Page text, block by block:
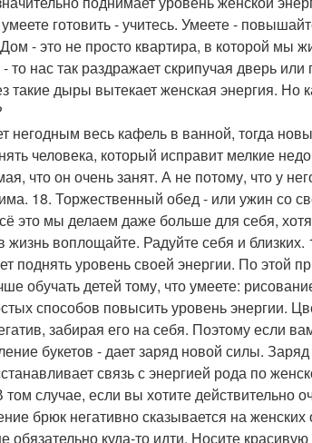
готовить - учитесь. Умеете -
- это не просто квартира, в которой
то нас так раздражает скрипучая дверь
дыры вытекает женская энергия. Но
весь кафель в ванной, тогда
человека, который исправит мелкие
что он очень занят. А не потому, что у
18. Торжественный обед - или ужин со
это мы делаем даже больше для себя,
воплощайте. Радуйте себя и близких.
уровень своей энергии. По этой
обучать детей тому, что умеете:
способов повысить уровень энергии.
забирая его на себя. Поэтому если
букетов - дает заряд новой силы.
связь с энергией рода по
случае, если вы хотите действительно
брюк негативно сказывается на женских
обязательно куда-то идти. Носите